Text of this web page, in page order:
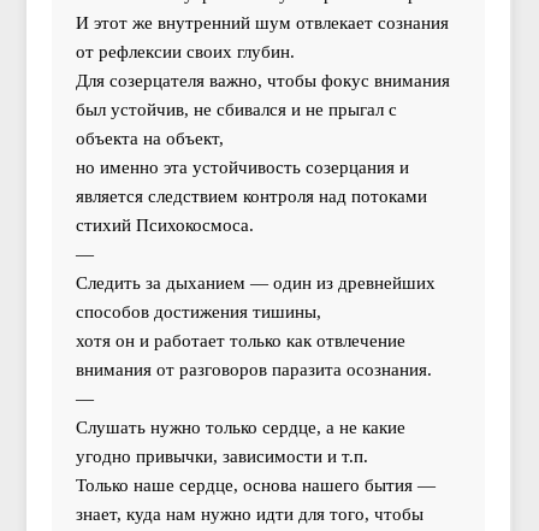
И этот же внутренний шум отвлекает сознания
от рефлексии своих глубин.
Для созерцателя важно, чтобы фокус внимания
был устойчив, не сбивался и не прыгал с
объекта на объект,
но именно эта устойчивость созерцания и
является следствием контроля над потоками
стихий Психокосмоса.
—
Следить за дыханием — один из древнейших
способов достижения тишины,
хотя он и работает только как отвлечение
внимания от разговоров паразита осознания.
—
Слушать нужно только сердце, а не какие
угодно привычки, зависимости и т.п.
Только наше сердце, основа нашего бытия —
знает, куда нам нужно идти для того, чтобы